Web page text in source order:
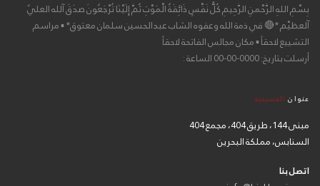
بِسْمِ اللهِ الرَّحْمنِ الرَّحِيمِ كُلُّ نَفْسٍ ذَائِقَةُ الْمَوْتِ ثُمَّ إِلَيْنَا تُرْجَعُونَ صدَقَ آلله العليٌ
آلعظيْم *🔴 في ذمة الله وعفوه الشاب عبدالحسين سلمان معتوق* ▪ مراسم
التشييع لاحقاً ▪ مكان مجالس الفاتحة لاحقاً
أرسلت بتاريخ: 0000-00-00 الساعة :
عنوان الحسينية
مبنى 144، طريق 404، مجمع 404
السنابس، مملكة البحرين
اتصل بنا